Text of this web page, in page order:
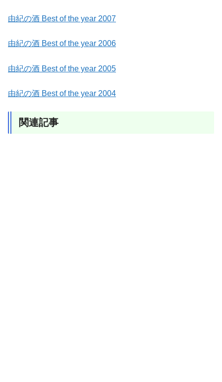
由紀の酒 Best of the year 2007
由紀の酒 Best of the year 2006
由紀の酒 Best of the year 2005
由紀の酒 Best of the year 2004
関連記事